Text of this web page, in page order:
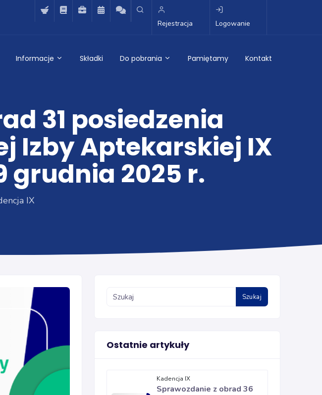
Rejestracja Logowanie
Informacje Składki Do pobrania Pamiętamy Kontakt
31 posiedzenia
Izby Aptekarskiej IX
grudnia 2025 r.
IX
Szukaj
Ostatnie artykuły
Kadencja IX
Sprawozdanie z obrad 36